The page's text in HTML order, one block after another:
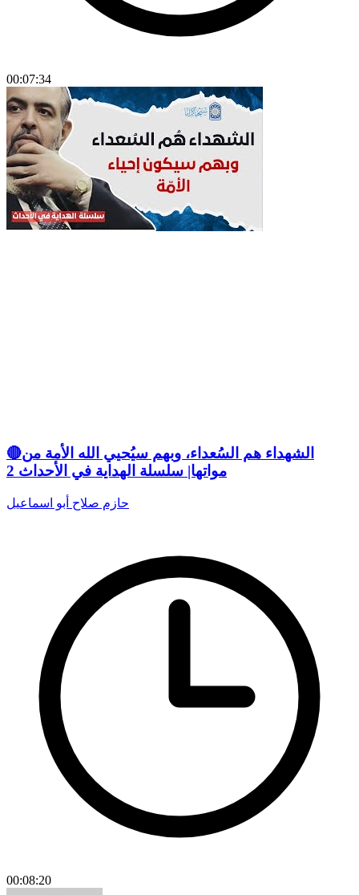
00:07:34
🔴الشهداء هم السُعداء، وبهم سيُحيي الله الأمة من
مواتها| سلسلة الهداية في الأحداث 2
حازم صلاح أبو اسماعيل
00:08:20